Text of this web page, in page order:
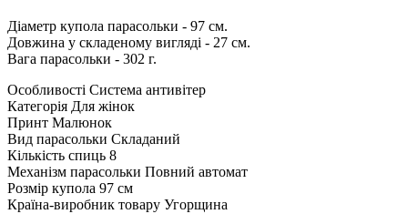
Діаметр купола парасольки - 97 см.
Довжина у складеному вигляді - 27 см.
Вага парасольки - 302 г.
Особливості Система антивітер
Категорія Для жінок
Принт Малюнок
Вид парасольки Складаний
Кількість спиць 8
Механізм парасольки Повний автомат
Розмір купола 97 см
Країна-виробник товару Угорщина